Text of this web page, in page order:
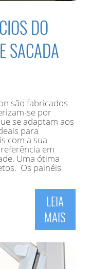
DO
SACADA
são fabricados
se por
se adaptam aos
para
com a sua
em
Uma ótima
Os painéis
LEIA
MAIS